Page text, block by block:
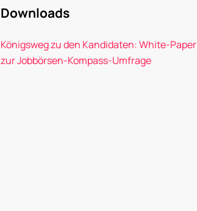
Downloads
Königsweg zu den Kandidaten: White-Paper
zur Jobbörsen-Kompass-Umfrage